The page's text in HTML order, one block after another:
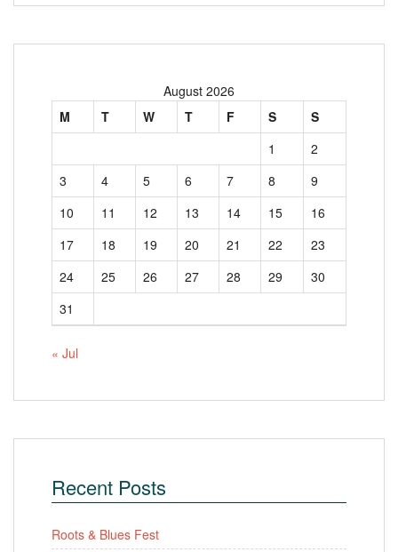
August 2026
M
T W T F S
S
1
2
3
4 5 6 7 8
9
10
11 12 13 14 15
16
17
18 19 20 21 22
23
24
25 26 27 28 29
30
31
« Jul
Recent Posts
Roots & Blues Fest